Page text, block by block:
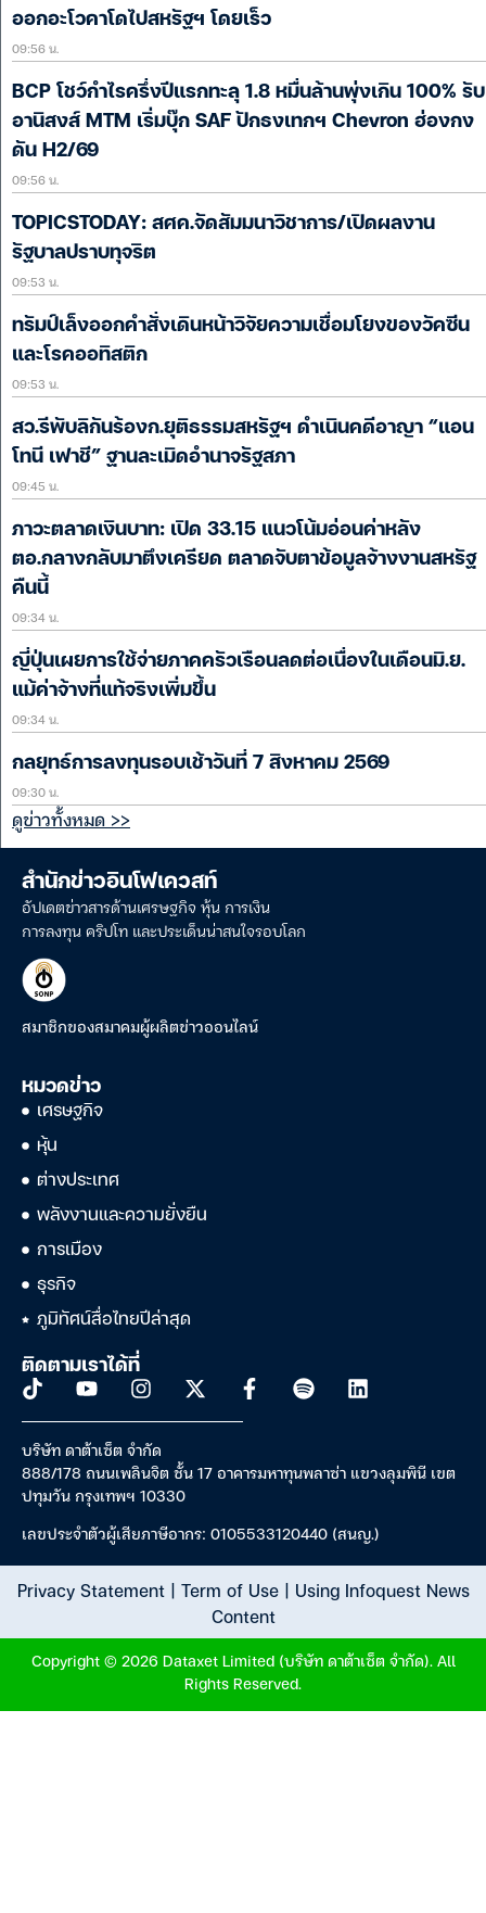
ออกอะโวคาโดไปสหรัฐฯ โดยเร็ว
09:56 น.
BCP โชว์กำไรครึ่งปีแรกทะลุ 1.8 หมื่นล้านพุ่งเกิน 100% รับ
อานิสงส์ MTM เริ่มบุ๊ก SAF ปักธงเทกฯ Chevron ฮ่องกง
ดัน H2/69
09:56 น.
TOPICSTODAY: สศค.จัดสัมมนาวิชาการ/เปิดผลงาน
รัฐบาลปราบทุจริต
09:53 น.
ทรัมป์เล็งออกคำสั่งเดินหน้าวิจัยความเชื่อมโยงของวัคซีน
และโรคออทิสติก
09:53 น.
สว.รีพับลิกันร้องก.ยุติธรรมสหรัฐฯ ดำเนินคดีอาญา “แอน
โทนี เฟาชี” ฐานละเมิดอำนาจรัฐสภา
09:45 น.
ภาวะตลาดเงินบาท: เปิด 33.15 แนวโน้มอ่อนค่าหลัง
ตอ.กลางกลับมาตึงเครียด ตลาดจับตาข้อมูลจ้างงานสหรัฐ
คืนนี้
09:34 น.
ญี่ปุ่นเผยการใช้จ่ายภาคครัวเรือนลดต่อเนื่องในเดือนมิ.ย.
แม้ค่าจ้างที่แท้จริงเพิ่มขึ้น
09:34 น.
กลยุทธ์การลงทุนรอบเช้าวันที่ 7 สิงหาคม 2569
09:30 น.
ดูข่าวทั้งหมด >>
สำนักข่าวอินโฟเควสท์
อัปเดตข่าวสารด้านเศรษฐกิจ หุ้น การเงิน
การลงทุน คริปโท และประเด็นน่าสนใจรอบโลก
สมาชิกของสมาคมผู้ผลิตข่าวออนไลน์
หมวดข่าว
เศรษฐกิจ
หุ้น
ต่างประเทศ
พลังงานและความยั่งยืน
การเมือง
ธุรกิจ
ภูมิทัศน์สื่อไทยปีล่าสุด
ติดตามเราได้ที่
บริษัท ดาต้าเซ็ต จำกัด
888/178 ถนนเพลินจิต ชั้น 17 อาคารมหาทุนพลาซ่า แขวงลุมพินี เขต
ปทุมวัน กรุงเทพฯ 10330
เลขประจำตัวผู้เสียภาษีอากร: 0105533120440 (สนญ.)
Privacy Statement| Term of Use| Using Infoquest News
Content
Copyright © 2026 Dataxet Limited (บริษัท ดาต้าเซ็ต จำกัด). All
Rights Reserved.